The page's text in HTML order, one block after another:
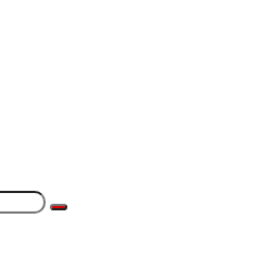
Поиск